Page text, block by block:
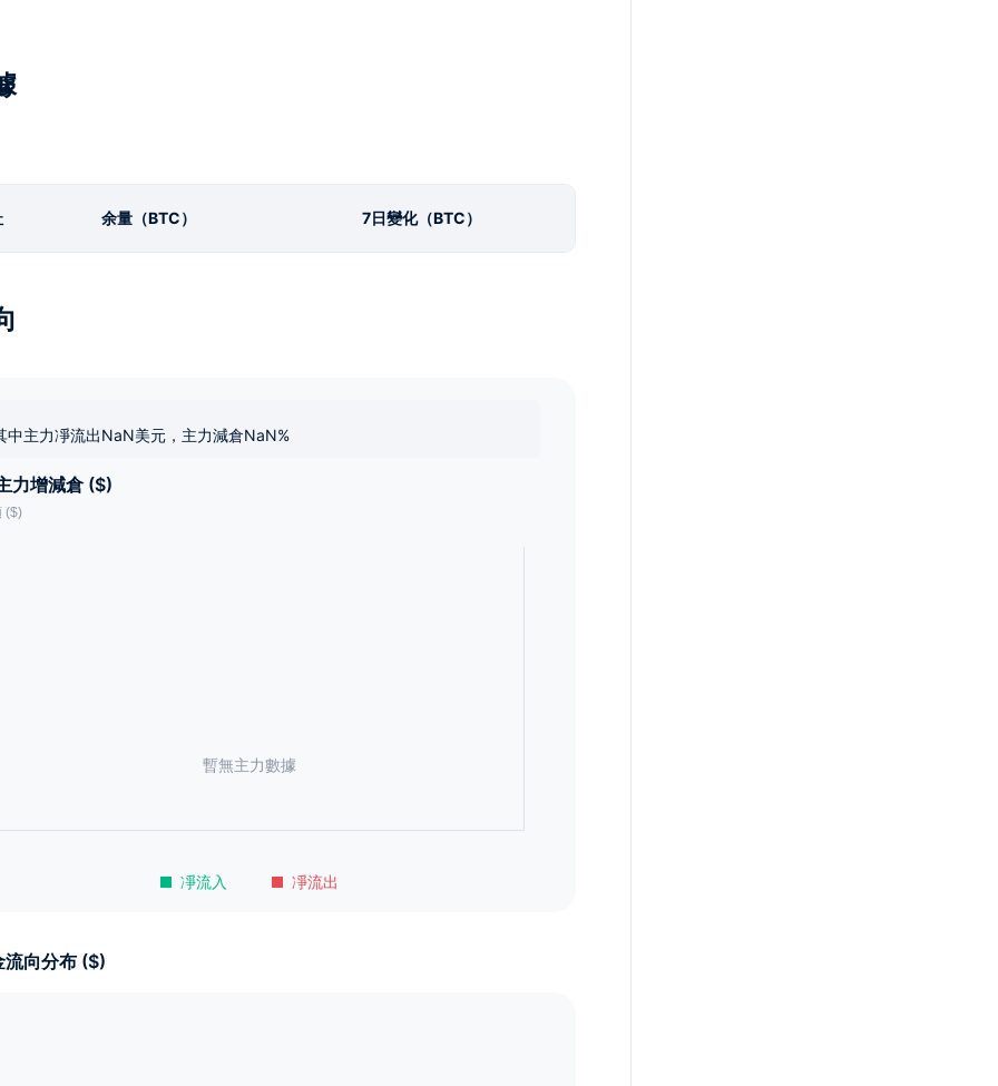
余量（BTC） 7日變化（BTC）
中主力凈流出NaN美元，主力減倉NaN%
力增減倉 ($)
凈流入 凈流出
暫無主力數據
向分布 ($)